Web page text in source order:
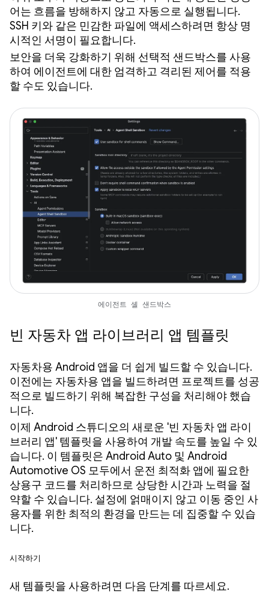
어는 흐름을 방해하지 않고 자동으로 실행됩니다.
SSH 키와 같은 민감한 파일에 액세스하려면 항상 명
시적인 서명이 필요합니다.
보안을 더욱 강화하기 위해 선택적 샌드박스를 사용
하여 에이전트에 대한 엄격하고 격리된 제어를 적용
할 수도 있습니다.
에이전트 셸 샌드박스
빈 자동차 앱 라이브러리 앱 템플릿
자동차용 Android 앱을 더 쉽게 빌드할 수 있습니다.
이전에는 자동차용 앱을 빌드하려면 프로젝트를 성공
적으로 빌드하기 위해 복잡한 구성을 처리해야 했습
니다.
이제 Android 스튜디오의 새로운 '빈 자동차 앱 라이
브러리 앱' 템플릿을 사용하여 개발 속도를 높일 수 있
습니다. 이 템플릿은 Android Auto 및 Android
Automotive OS 모두에서 운전 최적화 앱에 필요한
상용구 코드를 처리하므로 상당한 시간과 노력을 절
약할 수 있습니다. 설정에 얽매이지 않고 이동 중인 사
용자를 위한 최적의 환경을 만드는 데 집중할 수 있습
니다.
시작하기
새 템플릿을 사용하려면 다음 단계를 따르세요.